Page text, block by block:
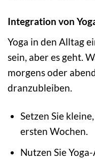
Integration von
Yoga in den Alltag
sein, aber es geht.
morgens oder
dranzubleiben.
Setzen Sie
ersten Wochen.
Nutzen Sie